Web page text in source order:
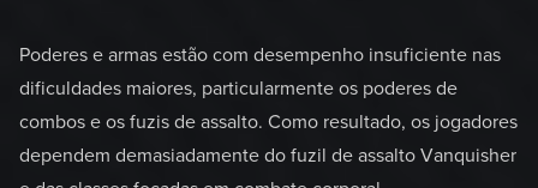
Poderes e armas estão com desempenho insuficiente nas
dificuldades maiores, particularmente os poderes de
combos e os fuzis de assalto. Como resultado, os jogadores
dependem demasiadamente do fuzil de assalto Vanquisher